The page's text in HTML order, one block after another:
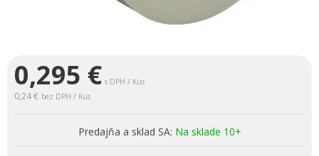
0,295 € s DPH / Kus
0,24 € bez DPH / Kus
Predajňa a sklad SA: Na sklade 10+